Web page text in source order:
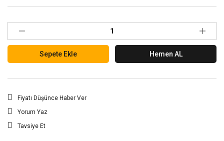
Sepete Ekle Hemen AL
Fiyatı Düşünce Haber Ver
Yorum Yaz
Tavsiye Et